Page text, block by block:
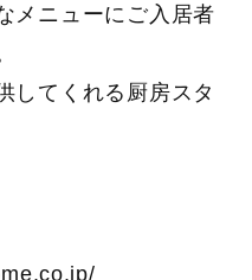
メニューにご入居者
してくれる厨房スタ